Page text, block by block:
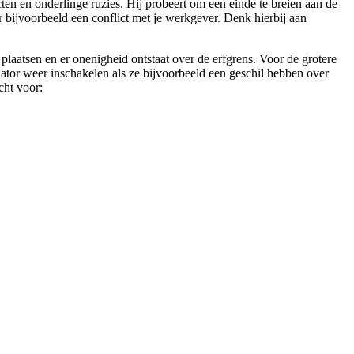
en onderlinge ruzies. Hij probeert om een einde te breien aan de
bijvoorbeeld een conflict met je werkgever. Denk hierbij aan
en er onenigheid ontstaat over de erfgrens. Voor de grotere
weer inschakelen als ze bijvoorbeeld een geschil hebben over
voor: